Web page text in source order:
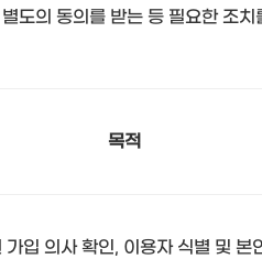
도의 동의를 받는 등 필요한 조치
목적
가입 의사 확인, 이용자 식별 및 본